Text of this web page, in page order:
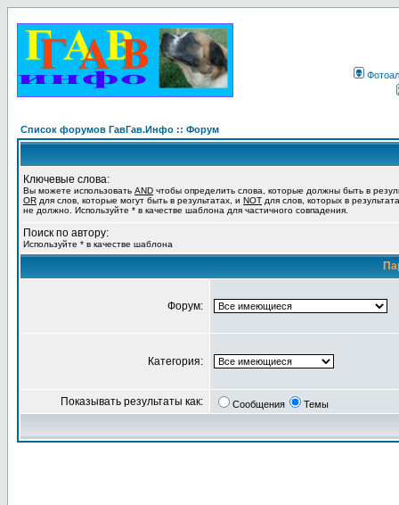
Список форумов ГавГав.Инфо :: Форум
Ключевые слова:
Вы можете использовать AND чтобы определить слова, которые должны быть в
OR для слов, которые могут быть в результатах, и NOT для слов, которых в
не должно. Используйте * в качестве шаблона для частичного совпадения.
Поиск по автору:
Используйте * в качестве шаблона
Форум:
Категория:
Показывать результаты как: Сообщения Темы